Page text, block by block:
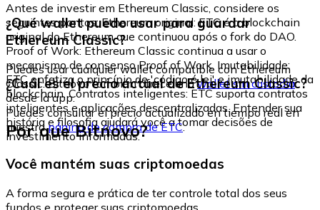
Antes de investir em Ethereum Classic, considere os
seguintes pontos: Ethereum original: ETC é a blockchain
original do Ethereum que continuou após o fork do DAO.
Proof of Work: Ethereum Classic continua a usar o
mecanismo de consenso Proof of Work. Imutabilidade:
ETC enfatiza o princípio de 'código é lei' e imutabilidade da
blockchain. Contratos inteligentes: ETC suporta contratos
inteligentes e aplicações descentralizadas. Entender sua
história e filosofia ajudará você a tomar decisões de
investimento informadas.
¿Qué wallet puedo usar para guardar
Ethereum Classic?
Puedes usar cualquier wallet compatible con Ethereum
Classic. Bitnovo también ofrece unawallet sin custodia
desde la app.
¿Cuál es el precio actual de Ethereum Classic?
Puedes consultar el precio actualizado en tiempo real en
nuestrapágina de compra de ETC.
Por que Bitnovo?
Você mantém suas criptomoedas
A forma segura e prática de ter controle total dos seus
fundos e proteger suas criptomoedas.